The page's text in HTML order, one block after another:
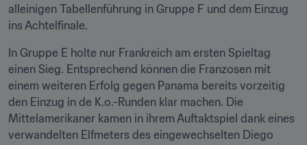
alleinigen Tabellenführung in Gruppe F und dem Einzug
ins Achtelfinale.
In Gruppe E holte nur Frankreich am ersten Spieltag
einen Sieg. Entsprechend können die Franzosen mit
einem weiteren Erfolg gegen Panama bereits vorzeitig
den Einzug in de K.o.-Runden klar machen. Die
Mittelamerikaner kamen in ihrem Auftaktspiel dank eines
verwandelten Elfmeters des eingewechselten Diego